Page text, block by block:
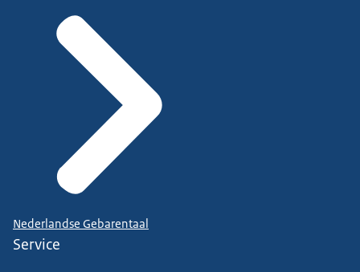
Nederlandse Gebarentaal
Service